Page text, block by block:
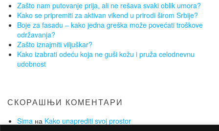
Zašto nam putovanje prija, ali ne rešava svaki oblik umora?
Kako se pripremiti za aktivan vikend u prirodi širom Srbije?
Boje za fasadu – kako jedna greška može povećati troškove
održavanja?
Zašto iznajmiti viljuškar?
Kako izabrati odeću koja ne guši kožu i pruža celodnevnu
udobnost
СКОРАШЊИ КОМЕНТАРИ
Sima на Kako unaprediti svoj prostor